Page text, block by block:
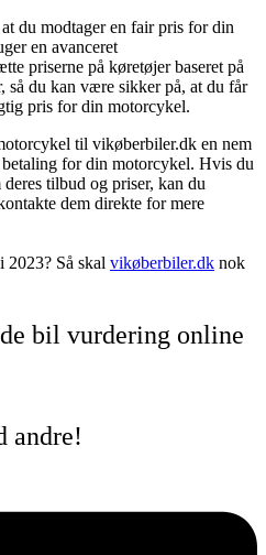
du modtager en fair pris for din
en avanceret
priserne på køretøjer baseret på
så du kan være sikker på, at du får
pris for din motorcykel.
til vikøberbiler.dk en nem
for din motorcykel. Hvis du
tilbud og priser, kan du
dem direkte for mere
2023? Så skal vikøberbiler.dk nok
bil vurdering online
andre!